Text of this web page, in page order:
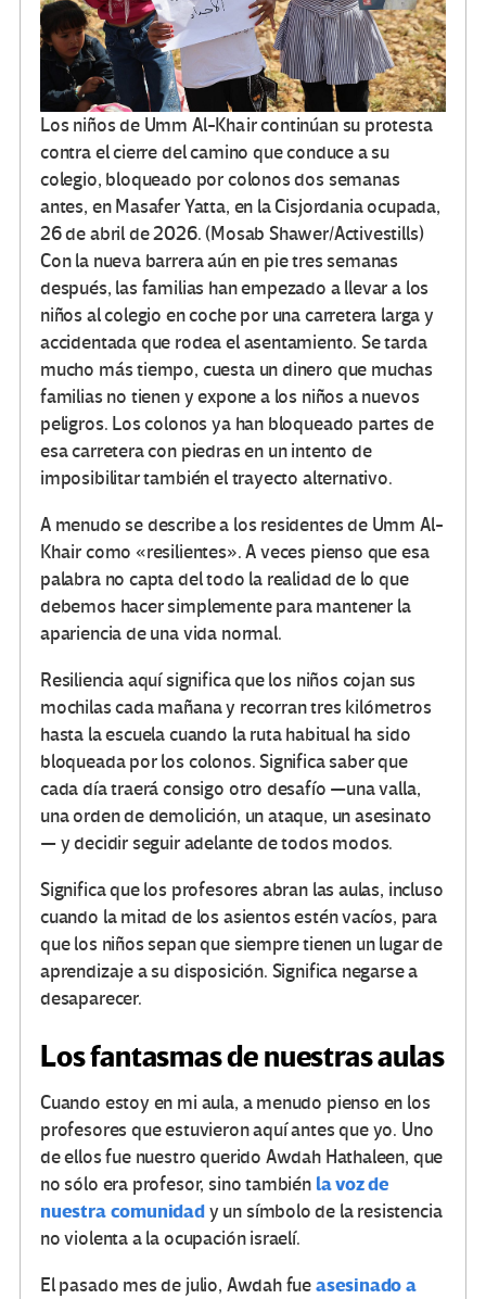
Los niños de Umm Al-Khair continúan su protesta
contra el cierre del camino que conduce a su
colegio, bloqueado por colonos dos semanas
antes, en Masafer Yatta, en la Cisjordania ocupada,
26 de abril de 2026. (Mosab Shawer/Activestills)
Con la nueva barrera aún en pie tres semanas
después, las familias han empezado a llevar a los
niños al colegio en coche por una carretera larga y
accidentada que rodea el asentamiento. Se tarda
mucho más tiempo, cuesta un dinero que muchas
familias no tienen y expone a los niños a nuevos
peligros. Los colonos ya han bloqueado partes de
esa carretera con piedras en un intento de
imposibilitar también el trayecto alternativo.
A menudo se describe a los residentes de Umm Al-
Khair como «resilientes». A veces pienso que esa
palabra no capta del todo la realidad de lo que
debemos hacer simplemente para mantener la
apariencia de una vida normal.
Resiliencia aquí significa que los niños cojan sus
mochilas cada mañana y recorran tres kilómetros
hasta la escuela cuando la ruta habitual ha sido
bloqueada por los colonos. Significa saber que
cada día traerá consigo otro desafío —una valla,
una orden de demolición, un ataque, un asesinato
— y decidir seguir adelante de todos modos.
Significa que los profesores abran las aulas, incluso
cuando la mitad de los asientos estén vacíos, para
que los niños sepan que siempre tienen un lugar de
aprendizaje a su disposición. Significa negarse a
desaparecer.
Los fantasmas de nuestras aulas
Cuando estoy en mi aula, a menudo pienso en los
profesores que estuvieron aquí antes que yo. Uno
de ellos fue nuestro querido Awdah Hathaleen, que
no sólo era profesor, sino también la voz de
nuestra comunidady un símbolo de la resistencia
no violenta a la ocupación israelí.
El pasado mes de julio, Awdah fueasesinado a